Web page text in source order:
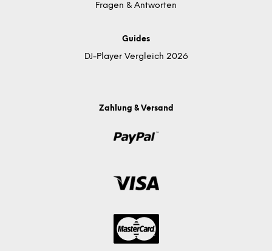
Fragen & Antworten
Guides
DJ-Player Vergleich 2026
Zahlung & Versand